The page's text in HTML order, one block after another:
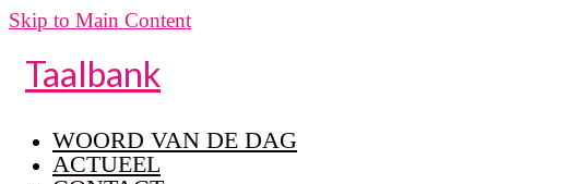
Skip to Main Content
Taalbank
WOORD VAN DE DAG
ACTUEEL